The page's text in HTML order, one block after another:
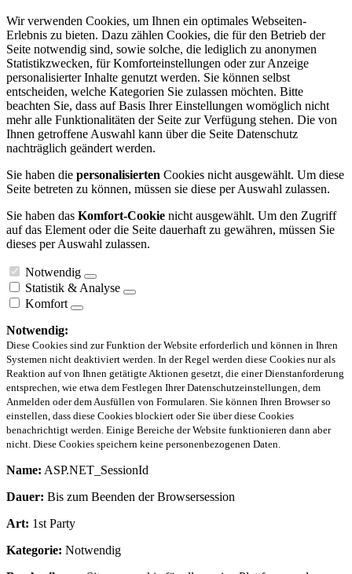
Wir verwenden Cookies, um Ihnen ein optimales Webseiten-
Erlebnis zu bieten. Dazu zählen Cookies, die für den Betrieb der
Seite notwendig sind, sowie solche, die lediglich zu anonymen
Statistikzwecken, für Komforteinstellungen oder zur Anzeige
personalisierter Inhalte genutzt werden. Sie können selbst
entscheiden, welche Kategorien Sie zulassen möchten. Bitte
beachten Sie, dass auf Basis Ihrer Einstellungen womöglich nicht
mehr alle Funktionalitäten der Seite zur Verfügung stehen. Die von
Ihnen getroffene Auswahl kann über die Seite Datenschutz
nachträglich geändert werden.
Sie haben die personalisierten Cookies nicht ausgewählt. Um diese
Seite betreten zu können, müssen sie diese per Auswahl zulassen.
Sie haben das Komfort-Cookie nicht ausgewählt. Um den Zugriff
auf das Element oder die Seite dauerhaft zu gewähren, müssen Sie
dieses per Auswahl zulassen.
Notwendig
Statistik & Analyse
Komfort
Notwendig:
Diese Cookies sind zur Funktion der Website erforderlich und können in Ihren
Systemen nicht deaktiviert werden. In der Regel werden diese Cookies nur als
Reaktion auf von Ihnen getätigte Aktionen gesetzt, die einer Dienstanforderung
entsprechen, wie etwa dem Festlegen Ihrer Datenschutzeinstellungen, dem
Anmelden oder dem Ausfüllen von Formularen. Sie können Ihren Browser so
einstellen, dass diese Cookies blockiert oder Sie über diese Cookies
benachrichtigt werden. Einige Bereiche der Website funktionieren dann aber
nicht. Diese Cookies speichern keine personenbezogenen Daten.
Name: ASP.NET_SessionId
Dauer: Bis zum Beenden der Browsersession
Art: 1st Party
Kategorie: Notwendig